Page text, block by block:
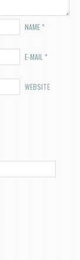
NAME*
E-MAIL *
WEBSITE